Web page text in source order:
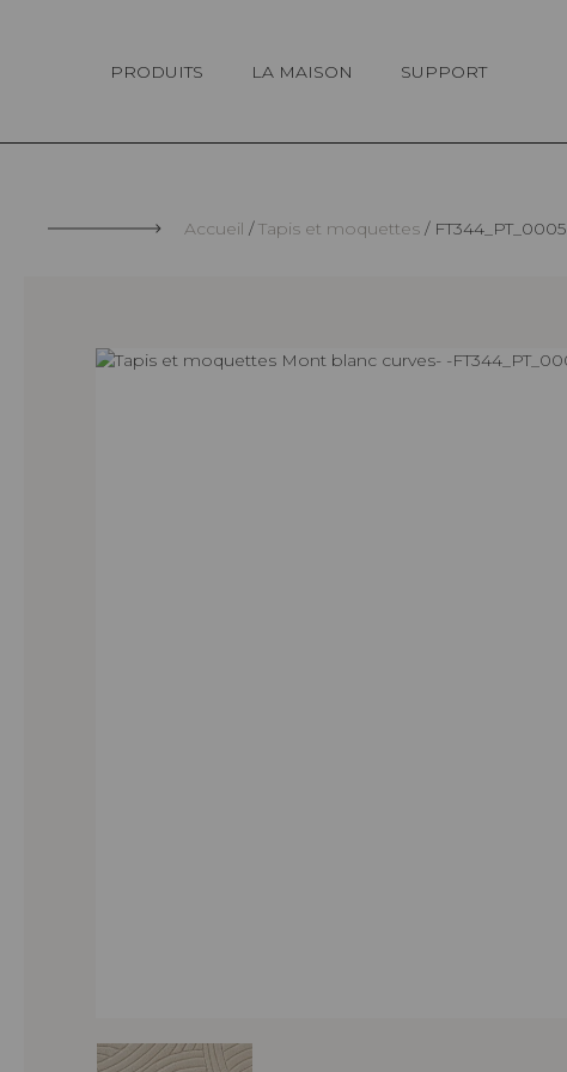
PRODUITS LA MAISON SUPPORT
Accueil Tapis et moquettes FT344_PT_0005